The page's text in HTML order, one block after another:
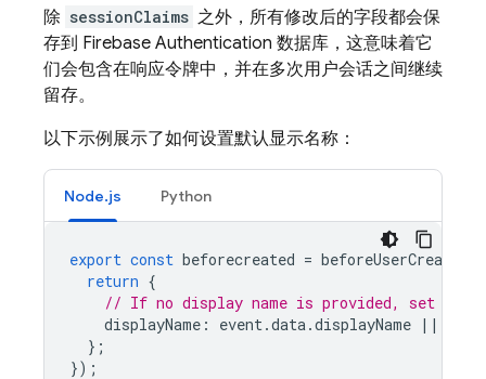
除 sessionClaims 之外，所有修改后的字段都会保
存到 Firebase Authentication 数据库，这意味着它
们会包含在响应令牌中，并在多次用户会话之间继续
留存。
以下示例展示了如何设置默认显示名称：
Node.js Python
export const beforecreated = beforeUserCreated
return {
// If no display name is provided, set it
displayName : event.data.displayName ||
};
});